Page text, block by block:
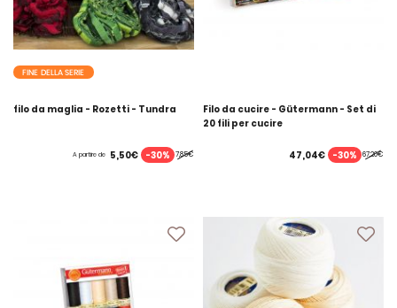
FINE DELLA SERIE
filo da maglia - Rozetti - Tundra
7,85€
A partire de 5,50€ -30%
Filo da cucire - Gütermann - Set di
20 fili per cucire
67,20€
47,04€ -30%